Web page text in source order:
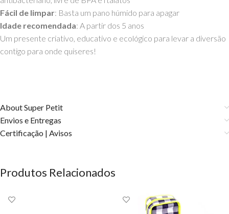
Fácil de limpar: Basta um pano húmido para apagar
Idade recomendada: A partir dos 5 anos
Um presente criativo, educativo e ecológico para levar a diversão
contigo para onde quiseres!
About Super Petit
Envios e Entregas
Certificação | Avisos
Produtos Relacionados